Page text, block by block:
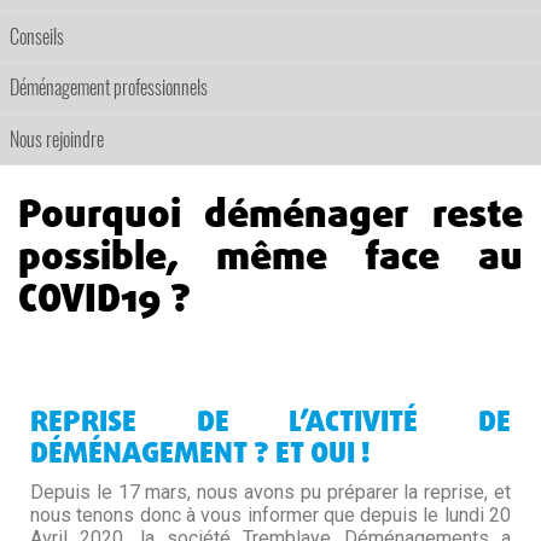
Conseils
Déménagement professionnels
Nous rejoindre
Pourquoi déménager reste
possible, même face au
COVID19 ?
REPRISE DE L’ACTIVITÉ DE
DÉMÉNAGEMENT ? ET OUI !
Depuis le 17 mars, nous avons pu préparer la reprise, et
nous tenons donc à vous informer que depuis le lundi 20